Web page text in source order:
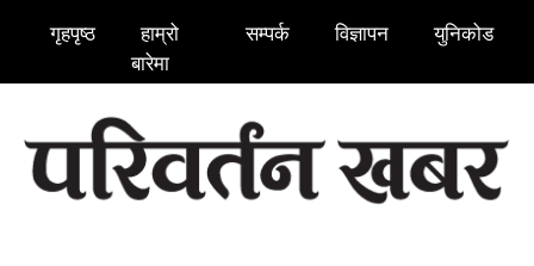
गृहपृष्ठ
हाम्रो
बारेमा
सम्पर्क विज्ञापन युनिकोड